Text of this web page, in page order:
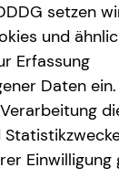
setzen
und
Erfassung
Daten